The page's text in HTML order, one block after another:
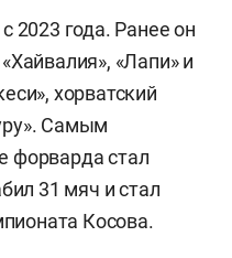
2023 года. Ранее он
«Лапи» и
хорватский
Самым
форварда стал
31 мяч и стал
Косова.